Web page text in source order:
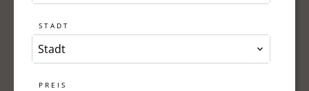
STADT
Stadt
PREIS